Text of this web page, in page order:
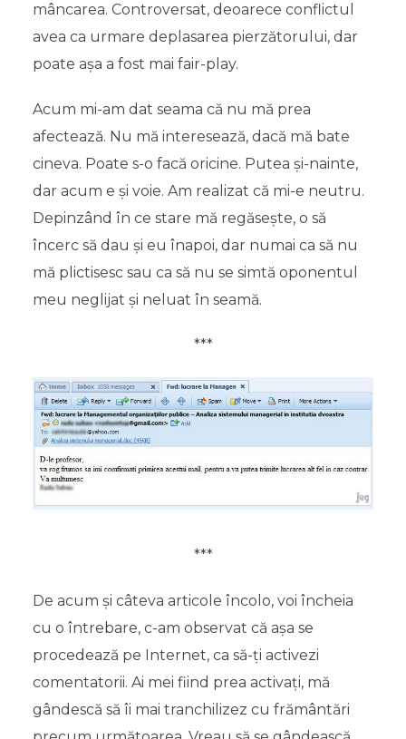
mâncarea. Controversat, deoarece conflictul
avea ca urmare deplasarea pierzătorului, dar
poate așa a fost mai fair-play.
Acum mi-am dat seama că nu mă prea
afectează. Nu mă interesează, dacă mă bate
cineva. Poate s-o facă oricine. Putea și-nainte,
dar acum e și voie. Am realizat că mi-e neutru.
Depinzând în ce stare mă regăsește, o să
încerc să dau și eu înapoi, dar numai ca să nu
mă plictisesc sau ca să nu se simtă oponentul
meu neglijat și neluat în seamă.
***
***
De acum și câteva articole încolo, voi încheia
cu o întrebare, c-am observat că așa se
procedează pe Internet, ca să-ți activezi
comentatorii. Ai mei fiind prea activați, mă
gândescă să îi mai tranchilizez cu frământări